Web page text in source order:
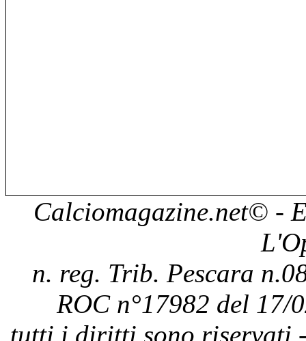
Calciomagazine.net© -
n. reg. Trib. Pescara
ROC n°17982 del 17/
tutti i diritti sono riservati